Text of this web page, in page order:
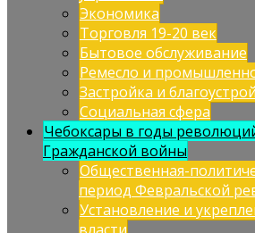
Экономика
Торговля 19-20 век
Бытовое обслуживание
Ремесло и
Застройка и
Социальная сфера
Чебоксары в годы
Гражданской войны
Общественная-
период Февральской
Установление и